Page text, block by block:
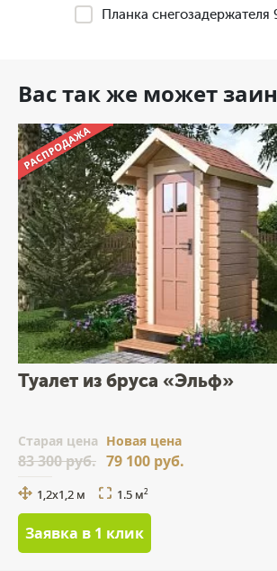
Планка
Вас так же может
Туалет из бруса «Эльф»
Cтарая цена
83 300 руб.
Новая цена
79 100 руб.
1,2x1,2 м 1.5 м2
Заявка в 1 клик